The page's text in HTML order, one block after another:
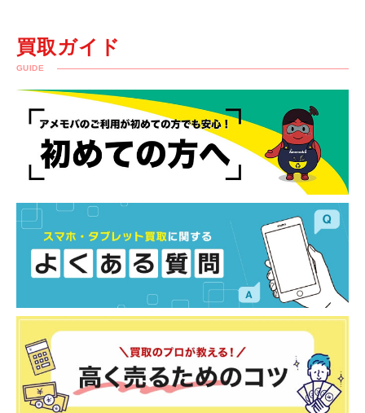
買取ガイド
GUIDE